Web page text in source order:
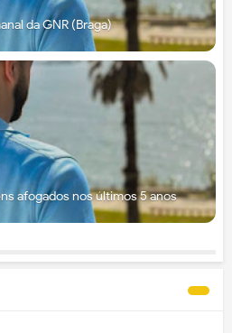
da GNR (Braga)
afogados nos últimos 5 anos